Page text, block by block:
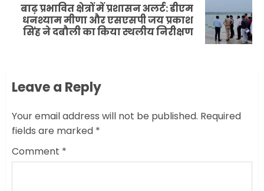
Next
post:
बाढ़ प्रभावित क्षेत्रों में प्रशासन अलर्ट: डीएम
धनश्याम मीणा और एसएसपी जय प्रकाश
सिंह ने दबौली का किया स्थलीय निरीक्षण
Leave a Reply
Your email address will not be published. Required
fields are marked *
Comment *